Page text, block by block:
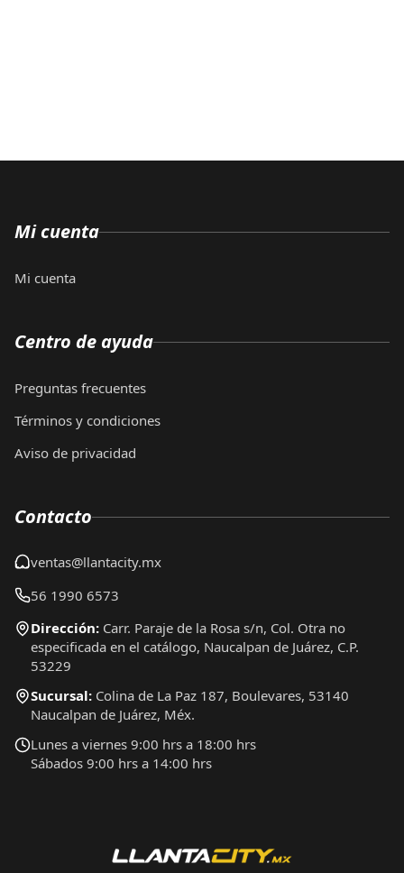
Mi cuenta
Mi cuenta
Centro de ayuda
Preguntas frecuentes
Términos y condiciones
Aviso de privacidad
Contacto
ventas@llantacity.mx
56 1990 6573
Dirección: Carr. Paraje de la Rosa s/n, Col. Otra no
especificada en el catálogo, Naucalpan de Juárez, C.P.
53229
Sucursal: Colina de La Paz 187, Boulevares, 53140
Naucalpan de Juárez, Méx.
Lunes a viernes 9:00 hrs a 18:00 hrs
Sábados 9:00 hrs a 14:00 hrs